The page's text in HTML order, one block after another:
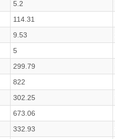
5.2
114.31
9.53
5
299.79
822
302.25
673.06
332.93